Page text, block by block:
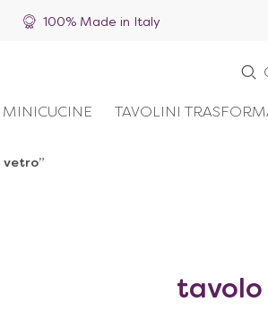
100% Made in Italy
MINICUCINE TAVOLINI
tavolo